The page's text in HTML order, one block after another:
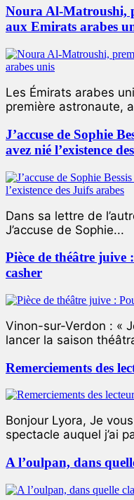
Noura Al-Matroushi,
aux Emirats arabes
Les Émirats arabes
première astronaute,
J’accuse de Sophie
avez nié l’existence
Dans sa lettre de
J’accuse de Sophie...
Pièce de théâtre
casher
Vinon-sur-Verdon : «
lancer la saison
Remerciements des
Bonjour Lyora, Je
spectacle auquel j’ai
A l’oulpan, dans